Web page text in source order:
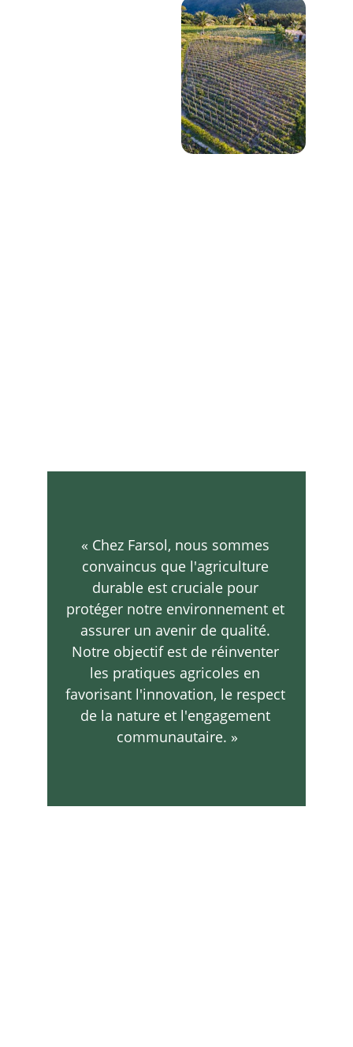
« Chez Farsol, nous sommes
convaincus que l'agriculture
durable est cruciale pour
protéger notre environnement et
assurer un avenir de qualité.
Notre objectif est de réinventer
les pratiques agricoles en
favorisant l'innovation, le respect
de la nature et l'engagement
communautaire. »